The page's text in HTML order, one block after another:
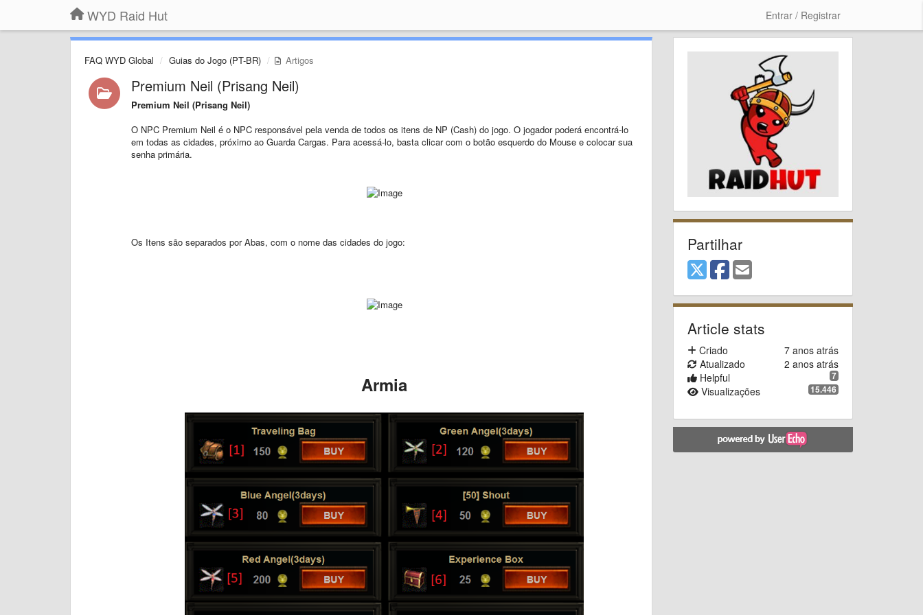
WYD Raid Hut Entrar / Registrar
FAQ WYD Global Guias do Jogo (PT-BR) Artigos
Premium Neil (Prisang Neil)
Premium Neil (Prisang Neil)
O NPC Premium Neil é o NPC responsável pela venda de todos os itens de NP (Cash) do jogo. O jogador poderá encontrá-lo
em todas as cidades, próximo ao Guarda Cargas. Para acessá-lo, basta clicar com o botão esquerdo do Mouse e colocar sua
senha primária.
Os Itens são separados por Abas, com o nome das cidades do jogo:
Armia
Partilhar
Article stats
7 anos atrás
Criado
2 anos atrás
Atualizado
7
Helpful
15.446
Visualizações